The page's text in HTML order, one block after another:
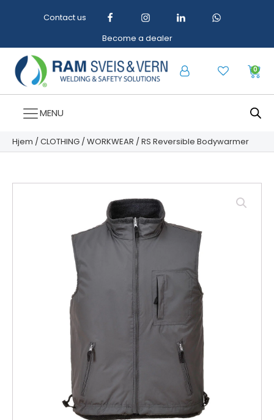
Contact us
Become a dealer
0
MENU
Hjem /CLOTHING /WORKWEAR / RS Reversible Bodywarmer